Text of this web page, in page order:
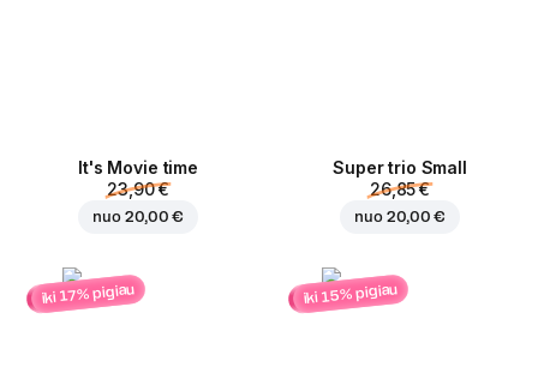
It's Movie time
23,90 €
nuo 20,00 €
Super trio Small
26,85 €
nuo 20,00 €
iki 17% pigiau iki 15% pigiau